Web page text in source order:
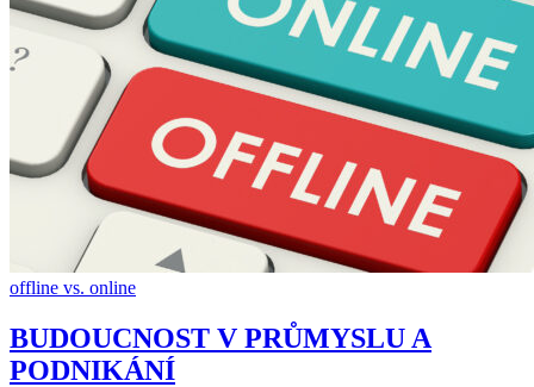
offline vs. online
BUDOUCNOST V PRŮMYSLU A
PODNIKÁNÍ